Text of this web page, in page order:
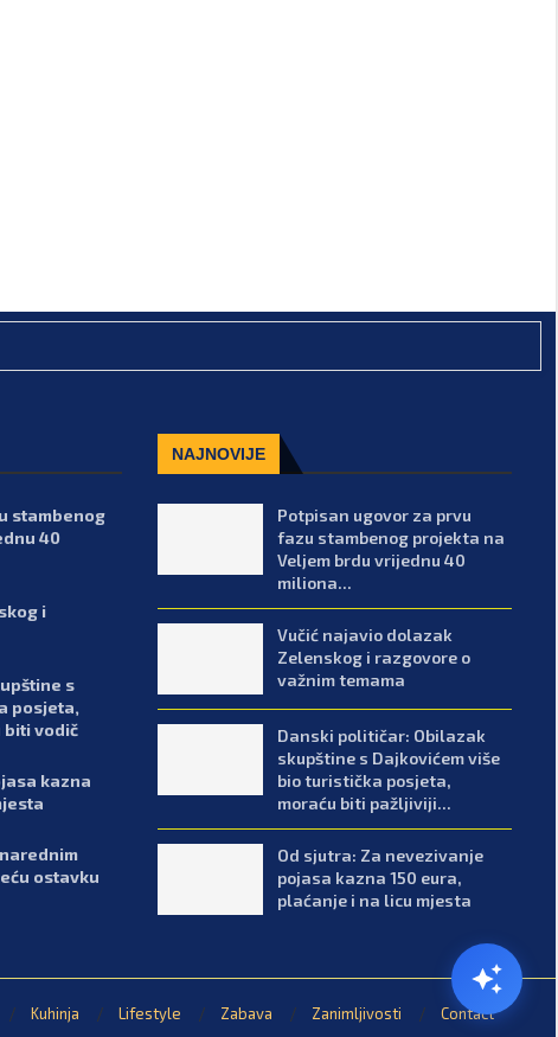
stambenog
40
i
s
posjeta,
biti vodič
kazna
ostavku
NAJNOVIJE
Potpisan ugovor za prvu
fazu stambenog projekta na
Veljem brdu vrijednu 40
miliona...
Vučić najavio dolazak
Zelenskog i razgovore o
važnim temama
Danski političar: Obilazak
skupštine s Dajkovićem više
bio turistička posjeta,
moraću biti pažljiviji...
Od sjutra: Za nevezivanje
pojasa kazna 150 eura,
plaćanje i na licu mjesta
Kuhinja Lifestyle Zabava Zanimljivosti Contact